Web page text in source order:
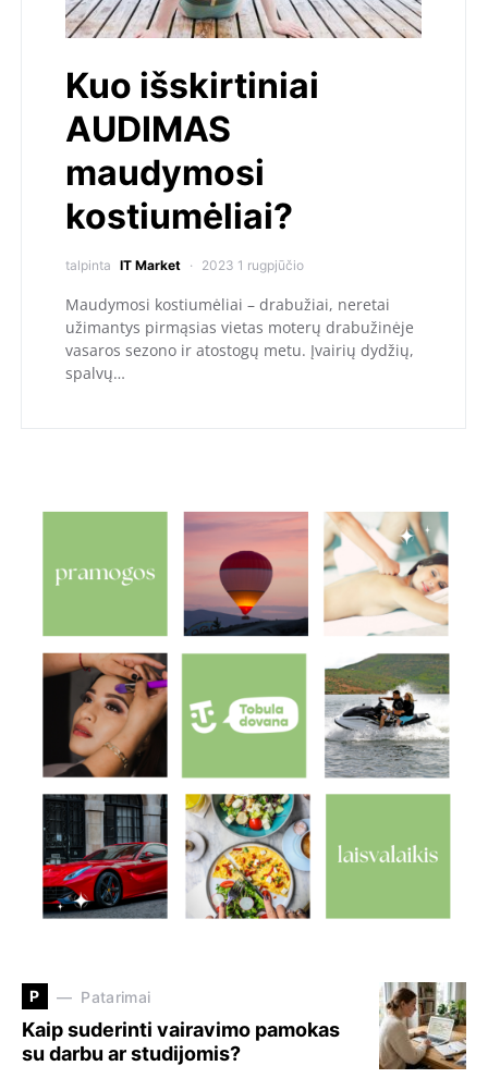
Kuo išskirtiniai
AUDIMAS
maudymosi
kostiumėliai?
talpinta IT Market 2023 1 rugpjūčio
Maudymosi kostiumėliai – drabužiai, neretai
užimantys pirmąsias vietas moterų drabužinėje
vasaros sezono ir atostogų metu. Įvairių dydžių,
spalvų…
P Patarimai
Kaip suderinti vairavimo pamokas
su darbu ar studijomis?